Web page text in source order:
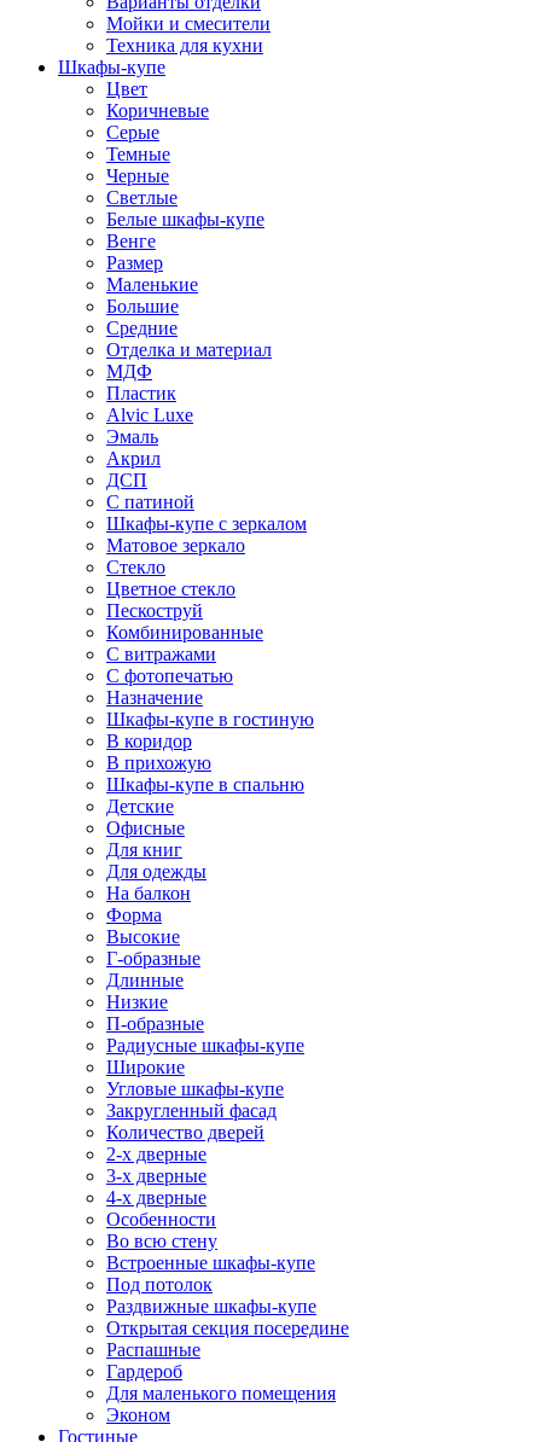
Мойки и смесители
Техника для кухни
Шкафы-купе
Цвет
Коричневые
Серые
Темные
Черные
Светлые
Белые шкафы-купе
Венге
Размер
Маленькие
Большие
Средние
Отделка и материал
МДФ
Пластик
Alvic Luxe
Эмаль
Акрил
ДСП
С патиной
Шкафы-купе с зеркалом
Матовое зеркало
Стекло
Цветное стекло
Пескоструй
Комбинированные
С витражами
С фотопечатью
Назначение
Шкафы-купе в гостиную
В коридор
В прихожую
Шкафы-купе в спальню
Детские
Офисные
Для книг
Для одежды
На балкон
Форма
Высокие
Г-образные
Длинные
Низкие
П-образные
Радиусные шкафы-купе
Широкие
Угловые шкафы-купе
Закругленный фасад
Количество дверей
2-х дверные
3-х дверные
4-х дверные
Особенности
Во всю стену
Встроенные шкафы-купе
Под потолок
Раздвижные шкафы-купе
Открытая секция посередине
Распашные
Гардероб
Для маленького помещения
Эконом
Гостиные